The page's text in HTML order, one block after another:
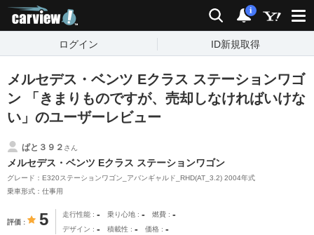
検索 通知
i
ログイン ID新規取得
メルセデス・ベンツ Eクラス ステーションワゴ
ン 「きまりものですが、売却しなければいけな
い」のユーザーレビュー
ぱと３９２ さん
メルセデス・ベンツ Eクラス ステーションワゴン
グレード：E320ステーションワゴン_アバンギャルド_RHD(AT_3.2) 2004年式
乗車形式：仕事用
評価 5 走行性能 - 乗り心地 - 燃費 -
デザイン - 積載性 - 価格 -